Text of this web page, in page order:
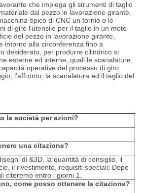
che impiega gli strumenti di taglio
dal pezzo in lavorazione girante.
tipico di CNC un tornio o le
di giro l'utensile per il taglio in un moto
del pezzo in lavorazione girante,
intorno alla circonferenza fino a
desiderato, per produrre cilindrico si
esterne ed interne, quali le scanalature,
operative del processo di giro
l'affronto, la scanalatura ed il taglio del
la società per azioni?
una citazione?
di &3D, la quantità di consiglio, il
il rivestimento, requisiti speciali; Dopo
citeremo entro i giorni 1.
come posso ottenere la citazione?